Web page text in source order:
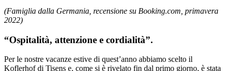
(Famiglia dalla Germania, recensione su Booking.com, primavera
2022)
“Ospitalità, attenzione e cordialità”.
Per le nostre vacanze estive di quest’anno abbiamo scelto il
Koflerhof di Tisens e, come si è rivelato fin dal primo giorno, è stata